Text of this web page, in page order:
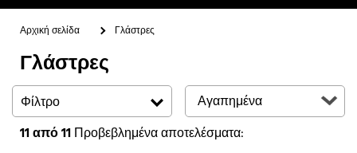
Αναζήτηση
Αρχική σελίδα Γλάστρες
Γλάστρες
Φίλτρο
11από 11Προβεβλημένα αποτελέσματα: